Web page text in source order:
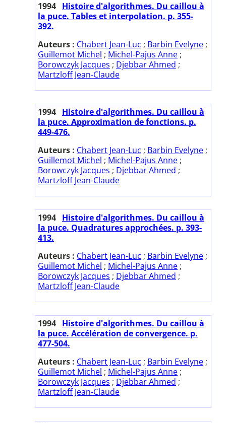
1994 Histoire d'algorithmes. Du caillou à
la puce. Tables et interpolation. p. 355-
392.
Auteurs : Chabert Jean-Luc ; Barbin Evelyne ;
Guillemot Michel ; Michel-Pajus Anne ;
Borowczyk Jacques ; Djebbar Ahmed ;
Martzloff Jean-Claude
1994 Histoire d'algorithmes. Du caillou à
la puce. Approximation de fonctions. p.
449-476.
Auteurs : Chabert Jean-Luc ; Barbin Evelyne ;
Guillemot Michel ; Michel-Pajus Anne ;
Borowczyk Jacques ; Djebbar Ahmed ;
Martzloff Jean-Claude
1994 Histoire d'algorithmes. Du caillou à
la puce. Quadratures approchées. p. 393-
413.
Auteurs : Chabert Jean-Luc ; Barbin Evelyne ;
Guillemot Michel ; Michel-Pajus Anne ;
Borowczyk Jacques ; Djebbar Ahmed ;
Martzloff Jean-Claude
1994 Histoire d'algorithmes. Du caillou à
la puce. Accélération de convergence. p.
477-504.
Auteurs : Chabert Jean-Luc ; Barbin Evelyne ;
Guillemot Michel ; Michel-Pajus Anne ;
Borowczyk Jacques ; Djebbar Ahmed ;
Martzloff Jean-Claude